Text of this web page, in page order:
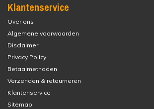
Klantenservice
Over ons
Algemene voorwaarden
Disclaimer
Privacy Policy
Betaalmethoden
Verzenden & retourneren
Klantenservice
Sitemap